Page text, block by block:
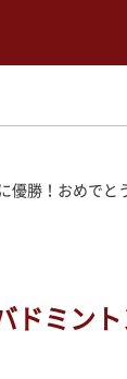
勝！おめでと
ミント